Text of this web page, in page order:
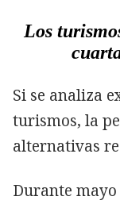
Los
Si se analiza
turismos, la
alternativas
Durante